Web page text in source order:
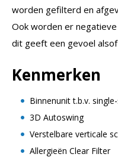
worden gefilterd en
Ook worden er
dit geeft een gevoel
Kenmerken
Binnenunit t.b.v.
3D Autoswing
Verstelbare verticale
Allergieën Clear Filter